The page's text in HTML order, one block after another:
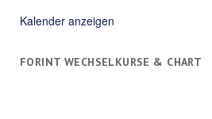
Kalender anzeigen
FORINT WECHSELKURSE & CHART